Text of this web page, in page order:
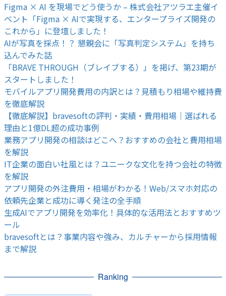
Figma × AI を現場でどう使うか – 株式会社アツラエ主催イ
ベント「Figma × AIで実現する、エンタープライズ開発の
これから」に登壇しました！
AIが写真を採点！？ 懇親会に「写真判定システム」を持ち
込んでみた話
「BRAVE THROUGH（ブレイブする）」を掲げ、第23期が
スタートしました！
モバイルアプリ開発費用の内訳とは？見積もり相場や維持費
を徹底解説
【徹底解説】bravesoftの評判・実績・費用相場｜選ばれる
理由と1億DL超の成功事例
業務アプリ開発の相談はどこへ？おすすめの会社と費用相場
を解説
IT企業の面白い社風とは？ユニークな文化を持つ会社の特徴
を解説
アプリ開発の外注費用・相場がわかる！Web/スマホ対応の
依頼先企業と成功に導く発注の全手順
生成AIでアプリ開発を効率化！具体的な活用法とおすすめツ
ール
bravesoftとは？事業内容や強み、カルチャーから採用情報
まで解説
Ranking